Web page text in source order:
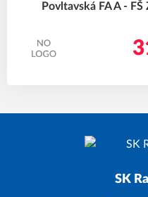
Povltavská FA A -
SK